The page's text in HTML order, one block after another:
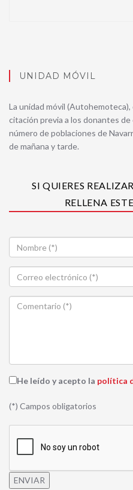
UNIDAD MÓVIL
La unidad móvil (Autohemoteca),
citación previa a los donantes
número de poblaciones de
de mañana y tarde.
SI QUIERES
RELLENA
He leído y acepto la política
(*) Campos obligatorios
ENVIAR